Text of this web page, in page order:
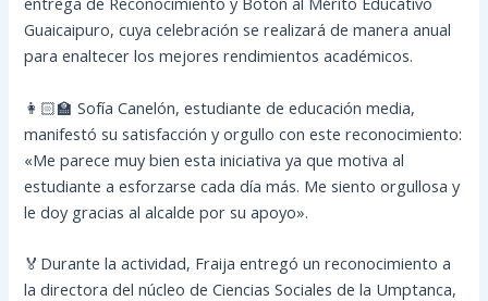
Guaicaipuro, cuya celebración se realizará de manera anual
para enaltecer los mejores rendimientos académicos.
👩🏻‍🏫 Sofía Canelón, estudiante de educación media,
manifestó su satisfacción y orgullo con este reconocimiento:
«Me parece muy bien esta iniciativa ya que motiva al
estudiante a esforzarse cada día más. Me siento orgullosa y
le doy gracias al alcalde por su apoyo».
🏅Durante la actividad, Fraija entregó un reconocimiento a
la directora del núcleo de Ciencias Sociales de la Umptanca,